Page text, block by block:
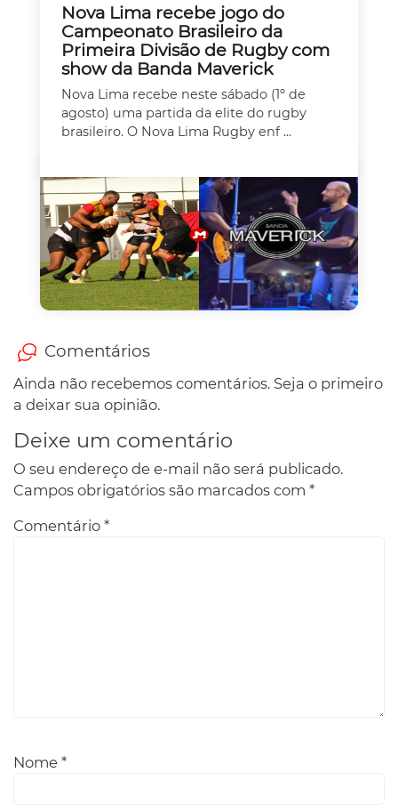
Nova Lima recebe jogo do
Campeonato Brasileiro da
Primeira Divisão de Rugby com
show da Banda Maverick
Nova Lima recebe neste sábado (1º de
agosto) uma partida da elite do rugby
brasileiro. O Nova Lima Rugby enf ...
Comentários
Ainda não recebemos comentários. Seja o primeiro
a deixar sua opinião.
Deixe um comentário
O seu endereço de e-mail não será publicado.
Campos obrigatórios são marcados com *
Comentário *
Nome *